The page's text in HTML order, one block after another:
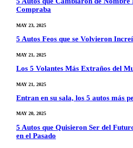
Compraba
MAY 23, 2025
5 Autos Feos que se Volvieron
MAY 21, 2025
Los 5 Volantes Más Extraños del
MAY 21, 2025
Entran en su sala, los 5 autos más
MAY 20, 2025
5 Autos que Quisieron Ser del
en el Pasado